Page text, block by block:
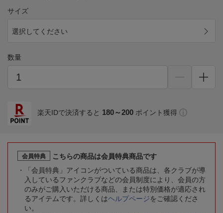
サイズ
選択してください
数量
楽天IDで決済すると 180～200 ポイント獲得
会員特典
こちらの商品は会員特典商品です
「会員特典」アイコンがついている商品は、各クラブが導
入しているファンクラブなどの会員制度により、会員の方
のみがご購入いただける商品、または特別価格が適応され
るアイテムです。詳しくはヘルプページをご確認くださ
い。